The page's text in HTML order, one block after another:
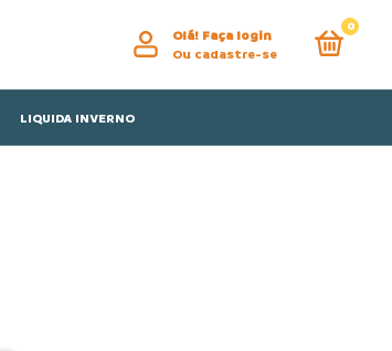
Olá! Faça login
Ou cadastre-se
0
LIQUIDA INVERNO